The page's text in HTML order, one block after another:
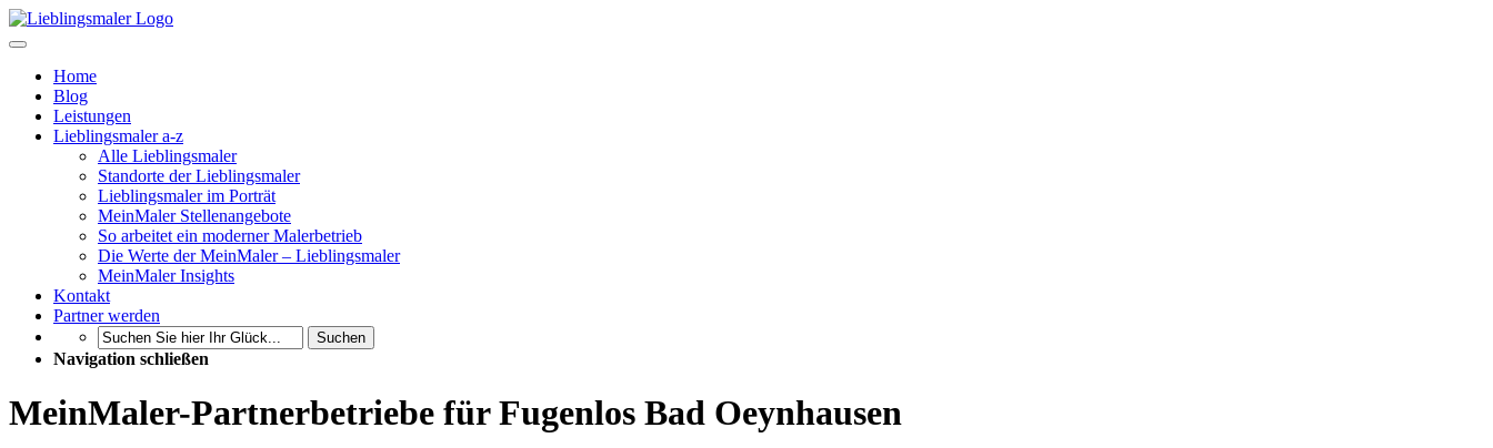
Home
Blog
Leistungen
Lieblingsmaler a-z
Alle Lieblingsmaler
Standorte der Lieblingsmaler
Lieblingsmaler im Porträt
MeinMaler Stellenangebote
So arbeitet ein moderner Malerbetrieb
Die Werte der MeinMaler – Lieblingsmaler
MeinMaler Insights
Kontakt
Partner werden
Suchen
Navigation schließen
MeinMaler-Partnerbetriebe für Fugenlos Bad Oeynhausen